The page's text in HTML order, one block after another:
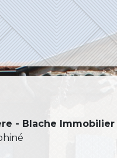
- Blache Immobilier